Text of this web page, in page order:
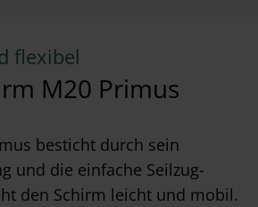
flexibel
M20 Primus
besticht durch sein
und die einfache Seilzug-
den Schirm leicht und mobil.